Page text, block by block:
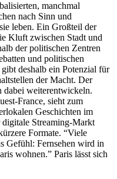
manchmal
nach Sinn und
leben. Ein Großteil der
Kluft zwischen Stadt und
der politischen Zentren
und politischen
deshalb ein Potenzial für
der Macht. Der
dabei weiterentwickeln.
France, sieht zum
Geschichten im
Streaming-Markt
Formate. “Viele
Gefühl: Fernsehen wird in
wohnen.” Paris lässt sich